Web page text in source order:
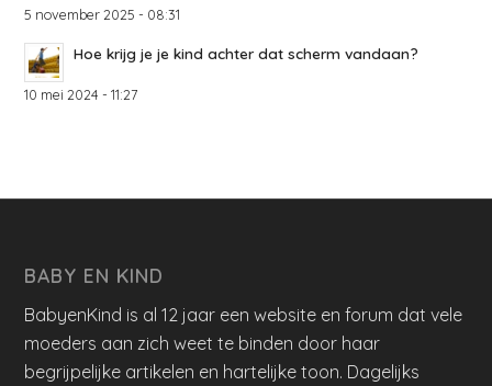
5 november 2025 - 08:31
Hoe krijg je je kind achter dat scherm vandaan?
10 mei 2024 - 11:27
BABY EN KIND
BabyenKind is al 12 jaar een website en forum dat vele
moeders aan zich weet te binden door haar
begrijpelijke artikelen en hartelijke toon. Dagelijks